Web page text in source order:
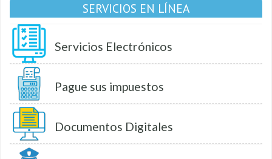
SERVICIOS EN LÍNEA
Servicios Electrónicos
Pague sus impuestos
Documentos Digitales